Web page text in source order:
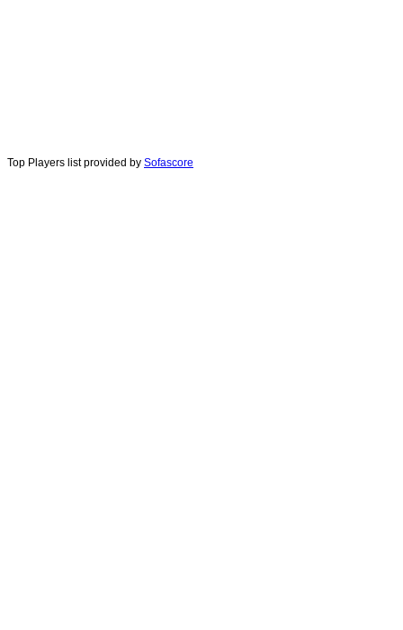
Top Players list provided by Sofascore